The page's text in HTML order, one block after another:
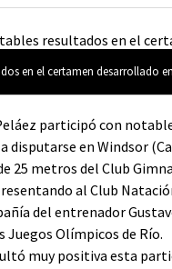
en el certamen desarrollado
participó con
en Windsor
metros del Club
al Club
del entrenador
Olímpicos de Río.
muy positiva esta